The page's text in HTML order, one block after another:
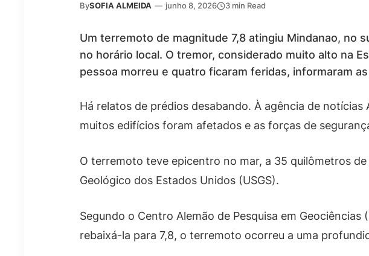
BySOFIA ALMEIDA — junho 8, 2026 3 min Read
Um terremoto de magnitude 7,8 atingiu Mindanao, no
no horário local. O tremor, considerado muito alto na
pessoa morreu e quatro ficaram feridas, informaram
Há relatos de prédios desabando. À agência de
muitos edifícios foram afetados e as forças de
O terremoto teve epicentro no mar, a 35 quilômetros
Geológico dos Estados Unidos (USGS).
Segundo o Centro Alemão de Pesquisa em
rebaixá-la para 7,8, o terremoto ocorreu a uma